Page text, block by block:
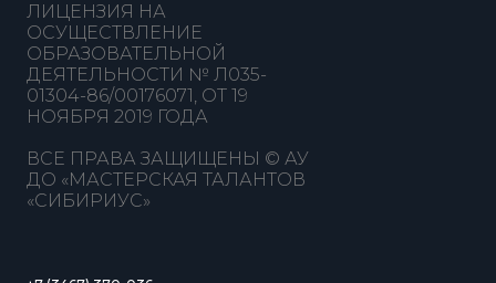
ЛИЦЕНЗИЯ НА
ОСУЩЕСТВЛЕНИЕ
ОБРАЗОВАТЕЛЬНОЙ
ДЕЯТЕЛЬНОСТИ № Л035-
01304-86/00176071, ОТ 19
НОЯБРЯ 2019 ГОДА
ВСЕ ПРАВА ЗАЩИЩЕНЫ © АУ
ДО «МАСТЕРСКАЯ ТАЛАНТОВ
«СИБИРИУС»